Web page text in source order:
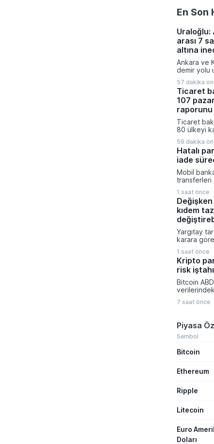
En Son
Uraloğlu:
arası 7
altına
Ankara ve
demir yolu
yolculuk
niteliğinde
Ulaştırma
tarafından
saati bulan
saat 45
57 dakika
Ticaret
107
raporunu
Ticaret
80 ülkeyi
Ticaret
hazırlanan
iş
üzere
açıldı.
59 dakika
Hatalı
iade
Mobil
transferleri
mali
konusunda
kritik
onayı
bilgilerinin
titizlikle
için en
gösteriliyor.
1 saat önce
kıdem
Yargıtay
karara
prim
tazminatı
yasal bir
Takım
işçinin
primlerin
hükmetti.
1 saat önce
Kripto
risk
Bitcoin
dönemde
gelişmelere
7 saat önce
Piyasa
Sembol
Bitcoin
Ethereum
Ripple
Litecoin
Euro
Doları